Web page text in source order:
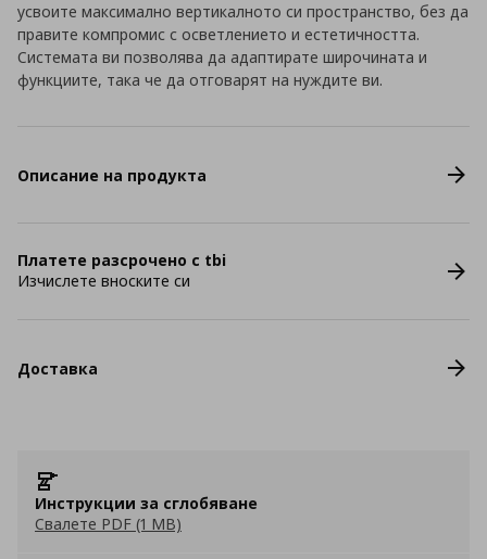
усвоите максимално вертикалното си пространство, без да
правите компромис с осветлението и естетичността.
Системата ви позволява да адаптирате широчината и
функциите, така че да отговарят на нуждите ви.
Описание на продукта
Платете разсрочено с tbi
Изчислете вноските си
Доставка
Инструкции за сглобяване
Свалете PDF (1 MB)